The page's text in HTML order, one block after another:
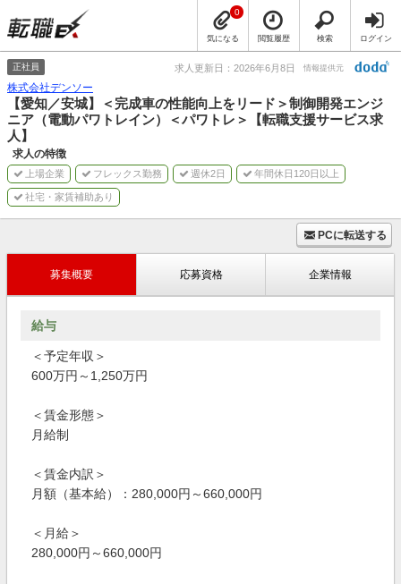
気になる
0
閲覧履歴 検索 ログイン
正社員 求人更新日：2026年6月8日 情報提供元
株式会社デンソー
【愛知／安城】＜完成車の性能向上をリード＞制御開発エンジ
ニア（電動パワトレイン）＜パワトレ＞【転職支援サービス求
人】
求人の特徴
上場企業 フレックス勤務 週休2日 年間休日120日以上
社宅・家賃補助あり
PCに転送する
募集概要 応募資格 企業情報
給与
＜予定年収＞
600万円～1,250万円
＜賃金形態＞
月給制
＜賃金内訳＞
月額（基本給）：280,000円～660,000円
＜月給＞
280,000円～660,000円